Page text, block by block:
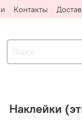
Контакты
Наклейки